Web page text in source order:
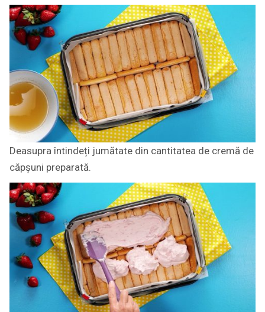
Deasupra întindeți jumătate din cantitatea de cremă de
căpșuni preparată.